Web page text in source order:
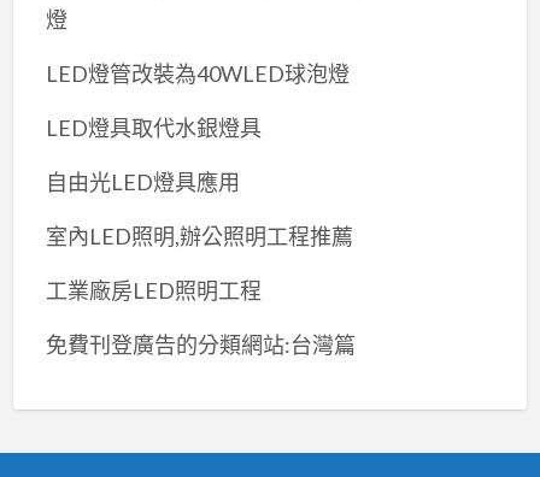
燈
LED燈管改裝為40WLED球泡燈
LED燈具取代水銀燈具
自由光LED燈具應用
室內LED照明,辦公照明工程推薦
工業廠房LED照明工程
免費刊登廣告的分類網站:台灣篇